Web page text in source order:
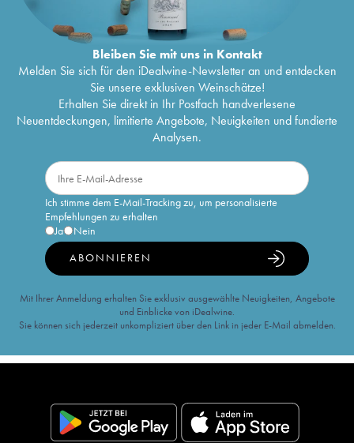
Bleiben Sie mit uns in Kontakt
Melden Sie sich für den iDealwine-Newsletter an und entdecken
Sie unsere exklusiven Weinschätze!
Erhalten Sie direkt in Ihr Postfach handverlesene
Neuentdeckungen, limitierte Angebote, Neuigkeiten und fundierte
Analysen.
Ich stimme dem E-Mail-Tracking zu, um personalisierte
Empfehlungen zu erhalten
Ja
Nein
ABONNIEREN
Mit Ihrer Anmeldung erhalten Sie exklusiv ausgewählte Neuigkeiten, Angebote
und Einblicke von iDealwine.
Sie können sich jederzeit unkompliziert über den Link in jeder E-Mail abmelden.